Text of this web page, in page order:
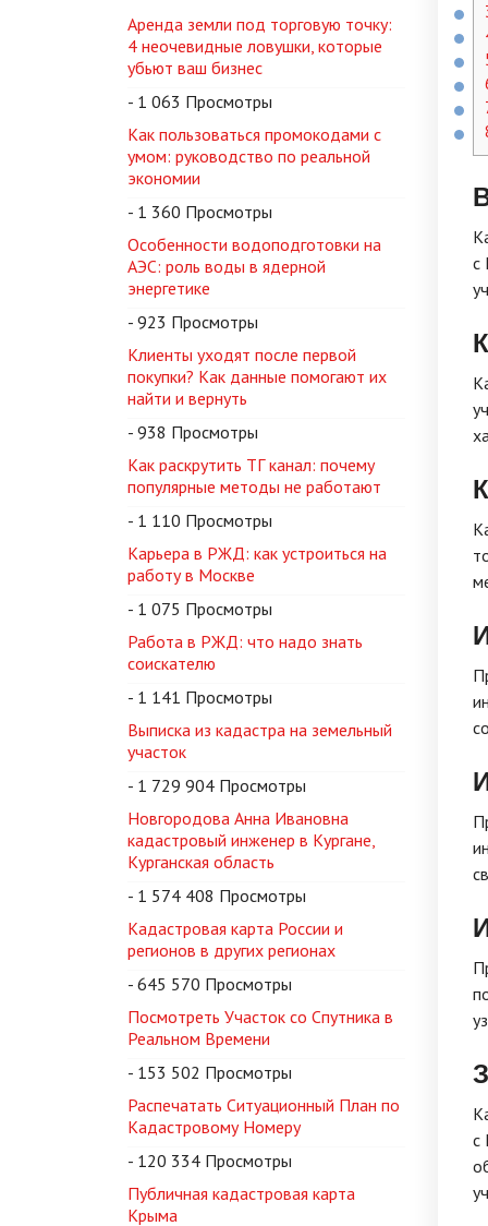
с
с
Аренда земли под торговую точку:
4 неочевидные ловушки, которые
убьют ваш бизнес
- 1 063 Просмотры
Как пользоваться промокодами с
умом: руководство по реальной
экономии
- 1 360 Просмотры
Особенности водоподготовки на
АЭС: роль воды в ядерной
энергетике
- 923 Просмотры
Клиенты уходят после первой
покупки? Как данные помогают их
найти и вернуть
- 938 Просмотры
Как раскрутить ТГ канал: почему
популярные методы не работают
- 1 110 Просмотры
Карьера в РЖД: как устроиться на
работу в Москве
- 1 075 Просмотры
Работа в РЖД: что надо знать
соискателю
- 1 141 Просмотры
Выписка из кадастра на земельный
участок
- 1 729 904 Просмотры
Новгородова Анна Ивановна
кадастровый инженер в Кургане,
Курганская область
- 1 574 408 Просмотры
Кадастровая карта России и
регионов в других регионах
- 645 570 Просмотры
Посмотреть Участок со Спутника в
Реальном Времени
- 153 502 Просмотры
Распечатать Ситуационный План по
Кадастровому Номеру
- 120 334 Просмотры
Публичная кадастровая карта
Крыма